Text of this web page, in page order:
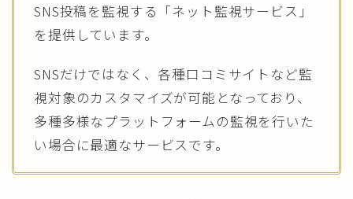
SNS投稿を監視する「ネット監視サービス」
を提供しています。
SNSだけではなく、各種口コミサイトなど監
視対象のカスタマイズが可能となっており、
多種多様なプラットフォームの監視を行いた
い場合に最適なサービスです。